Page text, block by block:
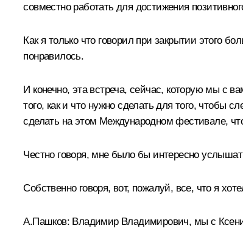
совместно работать для достижения
Как я только что говорил при закрытии этого
понравилось.
И конечно, эта встреча, сейчас, которую мы с
того, как и что нужно сделать для того, чтобы
сделать на этом Международном фестивале,
Честно говоря, мне было бы интересно
Собственно говоря, вот, пожалуй, все, что я
А.Пашков: Владимир Владимирович, мы с